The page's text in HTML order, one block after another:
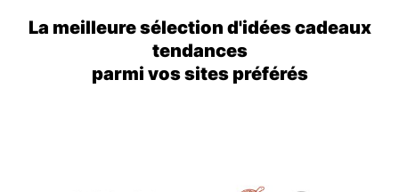
La meilleure sélection d'idées cadeaux
tendances
parmi vos sites préférés